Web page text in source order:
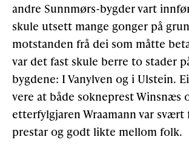
andre Sunnmørs-bygder vart
skule utsett mange gonger på
motstanden frå dei som måtte
var det fast skule berre to stader
bygdene: I Vanylven og i Ulstein.
vere at både sokneprest Winsnæs
etterfylgjaren Wraamann var svært
prestar og godt likte mellom folk.